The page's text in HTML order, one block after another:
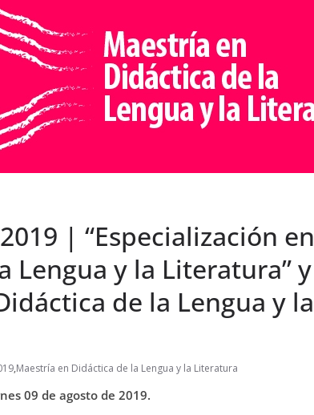
| “Especialización en
Lengua y la Literatura” y
de la Lengua y la
,Maestría en Didáctica de la Lengua y la Literatura
09 de agosto de 2019.